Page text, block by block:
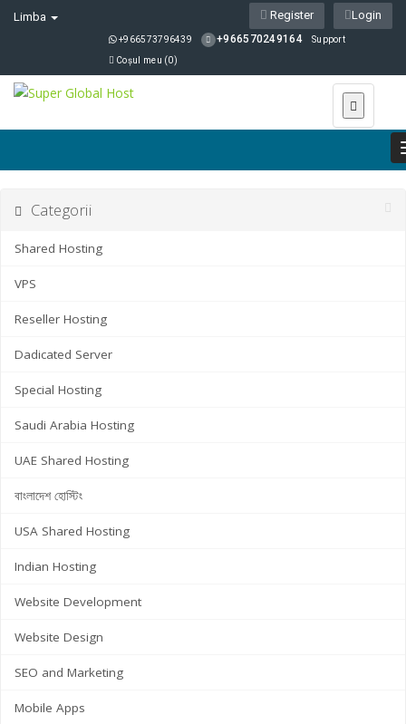
Limba Login
Register
+966573796439 +966570249164 Support
Coșul meu (0)
Categorii
Shared Hosting
VPS
Reseller Hosting
Dadicated Server
Special Hosting
Saudi Arabia Hosting
UAE Shared Hosting
বাংলাদেশ হোস্টিং
USA Shared Hosting
Indian Hosting
Website Development
Website Design
SEO and Marketing
Mobile Apps